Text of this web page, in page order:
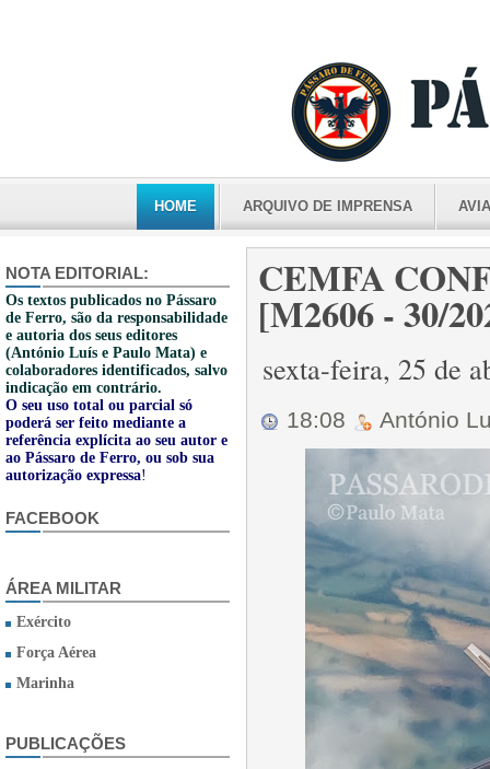
HOME ARQUIVO DE IMPRENSA
NOTA EDITORIAL:
Os textos publicados no Pássaro
de Ferro, são da responsabilidade
e autoria dos seus editores
(António Luís e Paulo Mata) e
colaboradores identificados, salvo
indicação em contrário.
O seu uso total ou parcial só
poderá ser feito mediante a
referência explícita ao seu autor e
ao Pássaro de Ferro, ou sob sua
autorização expressa!
FACEBOOK
ÁREA MILITAR
Exército
Força Aérea
Marinha
PUBLICAÇÕES
CEMFA
[M2606 - 30/
sexta-feira, 25 de
18:08 António